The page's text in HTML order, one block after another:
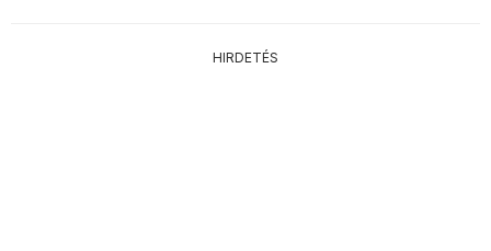
HIRDETÉS